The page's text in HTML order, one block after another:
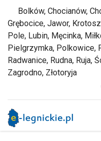
Bolków, Chocianów,
Grębocice, Jawor,
Pole, Lubin, Męcinka,
Pielgrzymka, Polkowice,
Radwanice, Rudna, Ruja,
Zagrodno, Złotoryja